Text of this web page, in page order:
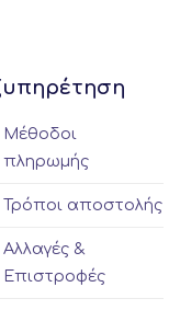
Μέθοδοι
πληρωμής
Τρόποι αποστολής
Αλλαγές &
Επιστροφές